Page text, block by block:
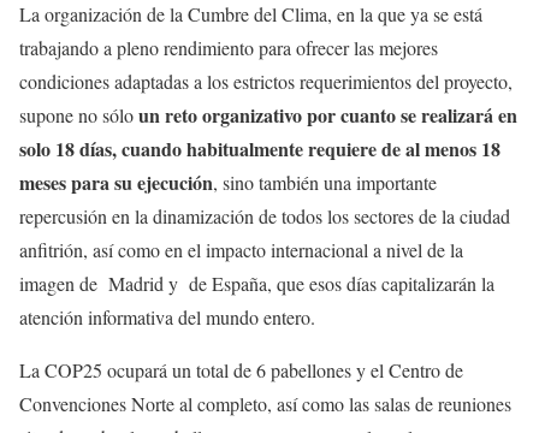
La organización de la Cumbre del Clima, en la que ya se está
trabajando a pleno rendimiento para ofrecer las mejores
condiciones adaptadas a los estrictos requerimientos del proyecto,
supone no sóloun reto organizativo por cuanto se realizará en
solo 18 días, cuando habitualmente requiere de al menos 18
meses para su ejecución, sino también una importante
repercusión en la dinamización de todos los sectores de la ciudad
anfitrión, así como en el impacto internacional a nivel de la
imagen de Madrid y de España, que esos días capitalizarán la
atención informativa del mundo entero.
La COP25 ocupará un total de 6 pabellones y el Centro de
Convenciones Norte al completo, así como las salas de reuniones